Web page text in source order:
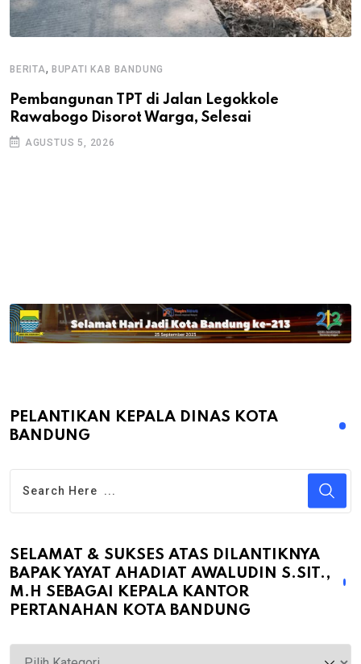
BERITA, BUPATI KAB BANDUNG
Pembangunan TPT di Jalan Legokkole
Rawabogo Disorot Warga, Selesai
AGUSTUS 5, 2026
PELANTIKAN KEPALA DINAS KOTA
BANDUNG
SELAMAT & SUKSES ATAS DILANTIKNYA
BAPAK YAYAT AHADIAT AWALUDIN S.SIT.,
M.H SEBAGAI KEPALA KANTOR
PERTANAHAN KOTA BANDUNG